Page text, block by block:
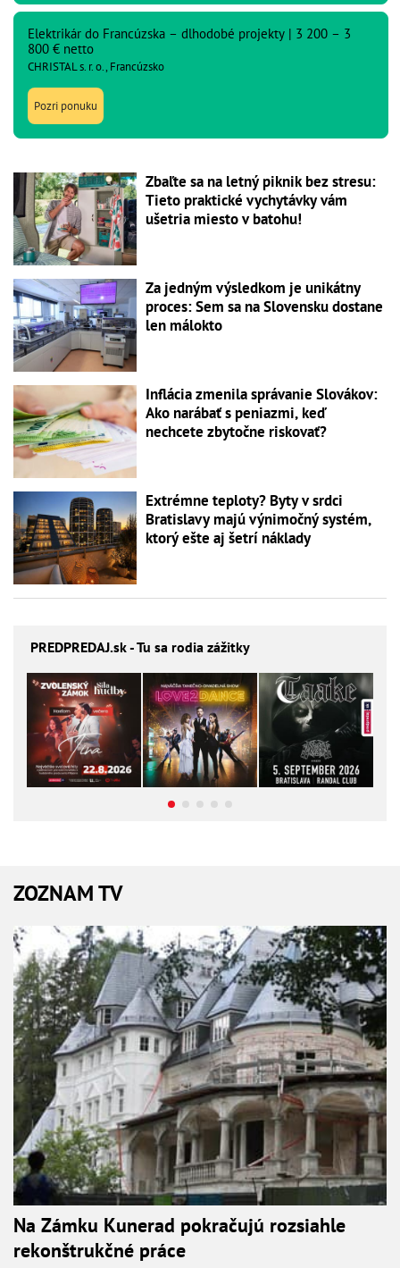
Elektrikár do Francúzska – dlhodobé projekty | 3 200 – 3
800 € netto
CHRISTAL s. r. o., Francúzsko
Pozri ponuku
Zbaľte sa na letný piknik bez stresu:
Tieto praktické vychytávky vám
ušetria miesto v batohu!
Za jedným výsledkom je unikátny
proces: Sem sa na Slovensku dostane
len málokto
Inflácia zmenila správanie Slovákov:
Ako narábať s peniazmi, keď
nechcete zbytočne riskovať?
Extrémne teploty? Byty v srdci
Bratislavy majú výnimočný systém,
ktorý ešte aj šetrí náklady
PREDPREDAJ.sk - Tu sa rodia zážitky
ZOZNAM TV
Na Zámku Kunerad pokračujú rozsiahle
rekonštrukčné práce